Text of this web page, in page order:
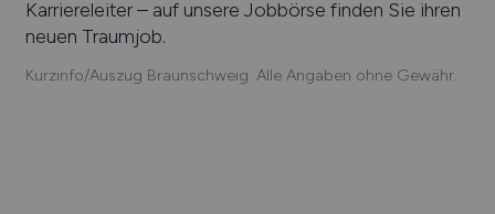
Karriereleiter – auf unsere Jobbörse finden Sie ihren
neuen Traumjob.
Kurzinfo/Auszug Braunschweig. Alle Angaben ohne Gewähr.